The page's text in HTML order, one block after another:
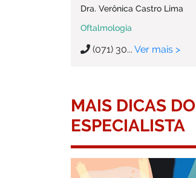
Dra. Verônica Castro Lima
Oftalmologia
(071) 30... Ver mais >
MAIS DICAS DO
ESPECIALISTA